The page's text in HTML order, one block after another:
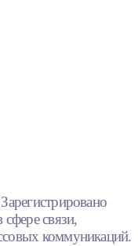
связи,
коммуникаций.